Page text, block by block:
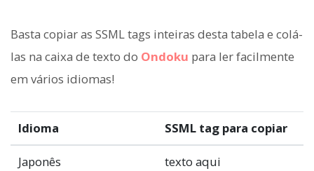
Basta copiar as SSML tags inteiras desta tabela e colá-
las na caixa de texto do Ondoku para ler facilmente
em vários idiomas!
Idioma SSML tag para copiar
Japonês texto aqui